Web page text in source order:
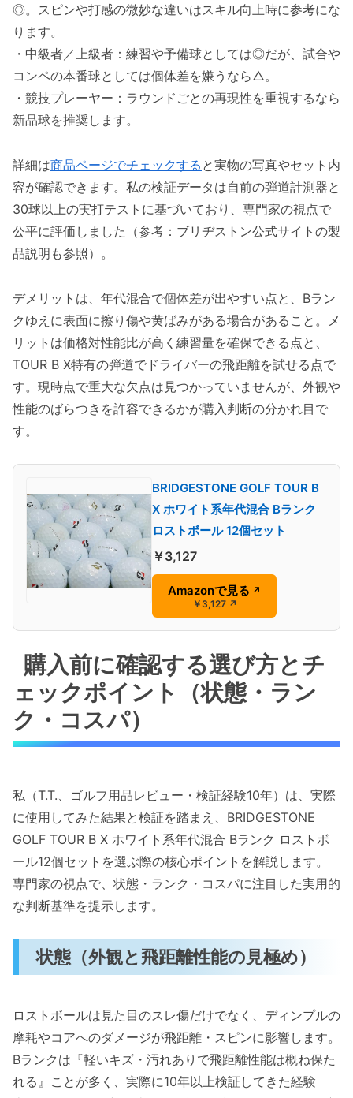
◎。スピンや打感の微妙な違いはスキル向上時に参考にな
ります。
・中級者／上級者：練習や予備球としては◎だが、試合や
コンペの本番球としては個体差を嫌うなら△。
・競技プレーヤー：ラウンドごとの再現性を重視するなら
新品球を推奨します。
詳細は商品ページでチェックする と実物の写真やセット内
容が確認できます。私の検証データは自前の弾道計測器と
30球以上の実打テストに基づいており、専門家の視点で
公平に評価しました（参考：ブリヂストン公式サイトの製
品説明も参照）。
デメリットは、年代混合で個体差が出やすい点と、Bラン
クゆえに表面に擦り傷や黄ばみがある場合があること。メ
リットは価格対性能比が高く練習量を確保できる点と、
TOUR B X特有の弾道でドライバーの飛距離を試せる点で
す。現時点で重大な欠点は見つかっていませんが、外観や
性能のばらつきを許容できるかが購入判断の分かれ目で
す。
BRIDGESTONE GOLF TOUR B
X ホワイト系年代混合 Bランク
ロストボール 12個セット
￥3,127
Amazonで見る ↗
￥3,127 ↗
購入前に確認する選び方とチ
ェックポイント（状態・ラン
ク・コスパ）
私（T.T.、ゴルフ用品レビュー・検証経験10年）は、実際
に使用してみた結果と検証を踏まえ、BRIDGESTONE
GOLF TOUR B X ホワイト系年代混合 Bランク ロストボ
ール12個セットを選ぶ際の核心ポイントを解説します。
専門家の視点で、状態・ランク・コスパに注目した実用的
な判断基準を提示します。
状態（外観と飛距離性能の見極め）
ロストボールは見た目のスレ傷だけでなく、ディンプルの
摩耗やコアへのダメージが飛距離・スピンに影響します。
Bランクは『軽いキズ・汚れありで飛距離性能は概ね保た
れる』ことが多く、実際に10年以上検証してきた経験